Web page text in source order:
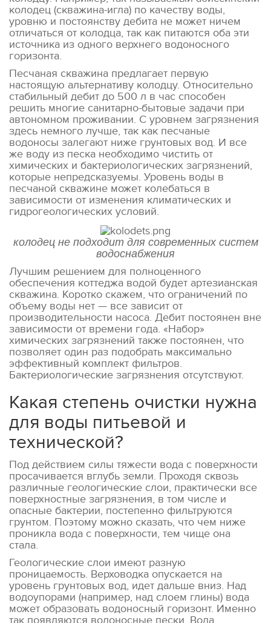
колодец (скважина-игла) по качеству воды,
уровню и постоянству дебита не может ничем
отличаться от колодца, так как питаются оба эти
источника из одного верхнего водоносного
горизонта.
Песчаная скважина предлагает первую
настоящую альтернативу колодцу. Относительно
стабильный дебит до 500 л в час способен
решить многие санитарно-бытовые задачи при
автономном проживании. С уровнем загрязнения
здесь немного лучше, так как песчаные
водоносы залегают ниже грунтовых вод. И все
же воду из песка необходимо чистить от
химических и бактериологических загрязнений,
которые непредсказуемы. Уровень воды в
песчаной скважине может колебаться в
зависимости от изменения климатических и
гидрогеологических условий.
колодец не подходит для современных систем
водоснабжения
Лучшим решением для полноценного
обеспечения коттеджа водой будет артезианская
скважина. Коротко скажем, что ограничений по
объему воды нет — все зависит от
производительности насоса. Дебит постоянен вне
зависимости от времени года. «Набор»
химических загрязнений также постоянен, что
позволяет один раз подобрать максимально
эффективный комплект фильтров.
Бактериологические загрязнения отсутствуют.
Какая степень очистки нужна
для воды питьевой и
технической?
Под действием силы тяжести вода с поверхности
просачивается вглубь земли. Проходя сквозь
различные геологические слои, практически все
поверхностные загрязнения, в том числе и
опасные бактерии, постепенно фильтруются
грунтом. Поэтому можно сказать, что чем ниже
проникла вода с поверхности, тем чище она
стала.
Геологические слои имеют разную
проницаемость. Верховодка опускается на
уровень грунтовых вод, идет дальше вниз. Над
водоупорами (например, над слоем глины) вода
может образовать водоносный горизонт. Именно
так появляются водоносные пески. Вода